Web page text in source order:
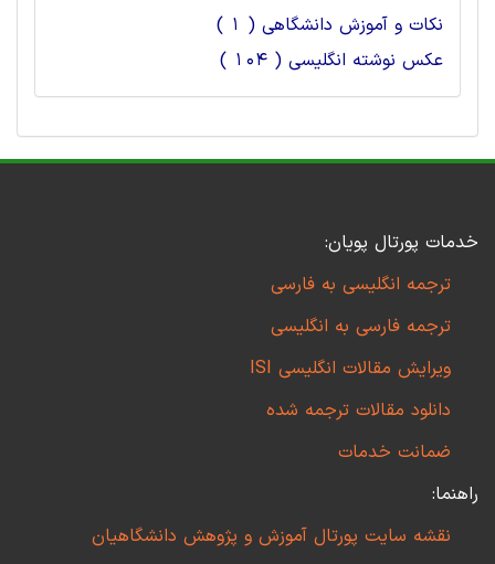
نکات و آموزش دانشگاهی ( 1 )
عکس نوشته انگلیسی ( 104 )
خدمات پورتال پویان:
ترجمه انگلیسی به فارسی
ترجمه فارسی به انگلیسی
ویرایش مقالات انگلیسی ISI
دانلود مقالات ترجمه شده
ضمانت خدمات
راهنما:
نقشه سایت پورتال آموزش و پژوهش دانشگاهیان